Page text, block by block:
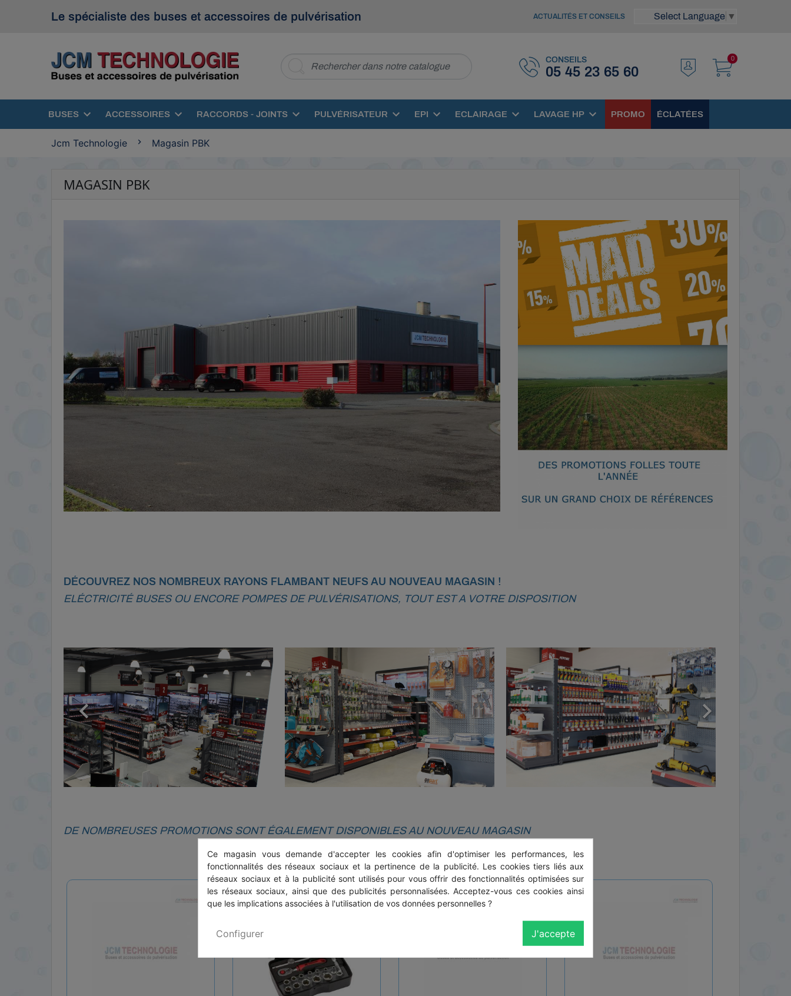
Le spécialiste des buses et accessoires de pulvérisation ACTUALITÉS ET CONSEILS Select Language ▼
CONSEILS
05 45 23 65 60
0
BUSES ACCESSOIRES RACCORDS - JOINTS PULVÉRISATEUR EPI ECLAIRAGE LAVAGE HP PROMO ÉCLATÉES
Jcm Technologie Magasin PBK
MAGASIN PBK
DÉCOUVREZ NOS NOMBREUX RAYONS FLAMBANT NEUFS AU NOUVEAU MAGASIN !
ELÉCTRICITÉ BUSES OU ENCORE POMPES DE PULVÉRISATIONS, TOUT EST A VOTRE DISPOSITION
 
DE NOMBREUSES PROMOTIONS SONT ÉGALEMENT DISPONIBLES AU NOUVEAU MAGASIN
Ce magasin vous demande d'accepter les cookies afin d'optimiser les performances, les
fonctionnalités des réseaux sociaux et la pertinence de la publicité. Les cookies tiers liés aux
réseaux sociaux et à la publicité sont utilisés pour vous offrir des fonctionnalités optimisées sur
les réseaux sociaux, ainsi que des publicités personnalisées. Acceptez-vous ces cookies ainsi
que les implications associées à l'utilisation de vos données personnelles ?
J'accepte
Configurer